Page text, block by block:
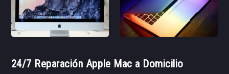
24/7 Reparación Apple Mac a Domicilio